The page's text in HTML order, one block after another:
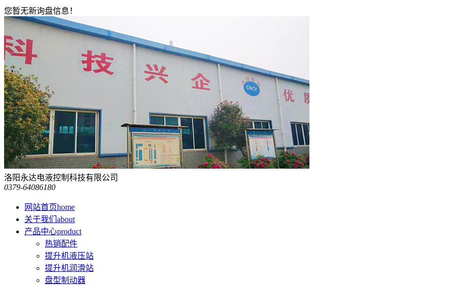
您暂无新询盘信息！
洛阳永达电液控制科技有限公司
0379-64086180
网站首页home
关于我们 about
产品中心product
热销配件
提升机液压站
提升机润滑站
盘型制动器